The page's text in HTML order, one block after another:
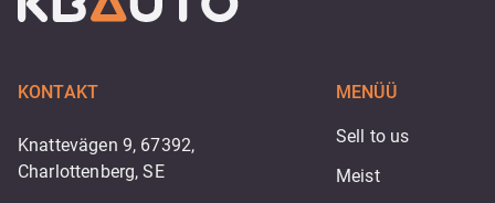
KONTAKT
Knattevägen 9, 67392,
Charlottenberg, SE
MENÜÜ
Sell to us
Meist